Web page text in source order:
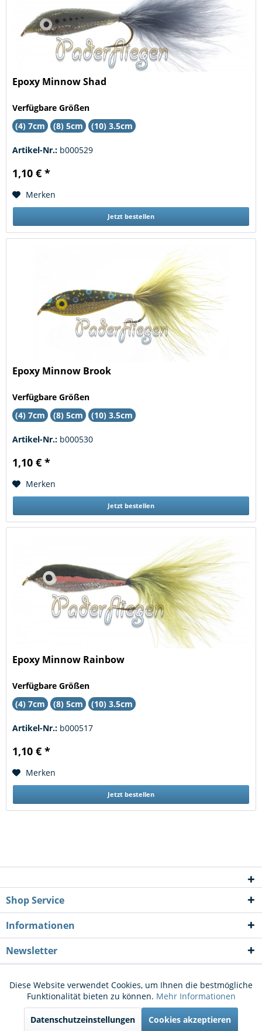
Epoxy Minnow Shad
Verfügbare Größen
(4) 7cm
(8) 5cm (10) 3.5cm
Artikel-Nr.: b000529
1,10 € *
Merken
Jetzt bestellen
Epoxy Minnow Brook
Verfügbare Größen
(4) 7cm
(8) 5cm (10) 3.5cm
Artikel-Nr.: b000530
1,10 € *
Merken
Jetzt bestellen
Epoxy Minnow Rainbow
Verfügbare Größen
(4) 7cm
(8) 5cm (10) 3.5cm
Artikel-Nr.: b000517
1,10 € *
Merken
Jetzt bestellen
Shop Service
Informationen
Newsletter
* Alle Preise inkl. gesetzl. Mehrwertsteuer zzgl.Versandkostenund ggf.
Nachnahmegebühren, wenn nicht anders beschrieben
Cookie-Einstellungen Kontakt
Funktionale Aktiv
Marketing Aktiv
Diese Website verwendet Cookies, um Ihnen die bestmögliche
Funktionalität bieten zu können. Mehr Informationen
Datenschutzeinstellungen Cookies akzeptieren